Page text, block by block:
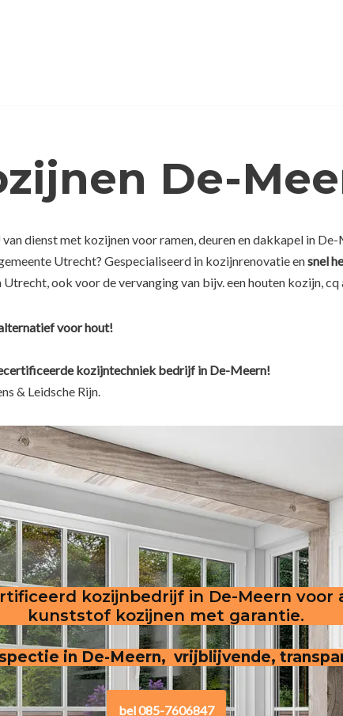
De-
dienst met kozijnen voor ramen, deuren en dakkapel in
Utrecht? Gespecialiseerd in kozijnrenovatie ensnel
ook voor de vervanging van bijv. een houten kozijn,
voor hout!
kozijntechniek bedrijf in De-Meern!
& Leidsche Rijn.
kozijnbedrijf in De-Meern
kunststof kozijnen met garantie.
in De-Meern, vrijblijvende,
bel 085-7606847